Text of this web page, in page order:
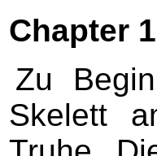
Chapter
Zu
Skelett